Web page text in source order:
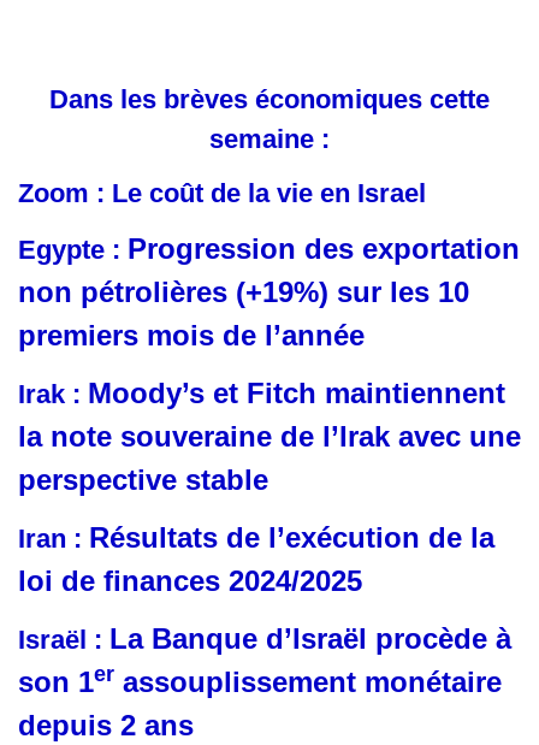
Dans les brèves économiques cette
semaine :
Zoom : Le coût de la vie en Israel
Egypte : Progression des exportation
non pétrolières (+19%) sur les 10
premiers mois de l’année
Irak : Moody’s et Fitch maintiennent
la note souveraine de l’Irak avec une
perspective stable
Iran : Résultats de l’exécution de la
loi de finances 2024/2025
Israël : La Banque d’Israël procède à
son 1er assouplissement monétaire
depuis 2 ans